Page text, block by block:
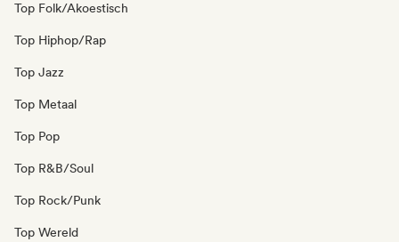
Top Folk/Akoestisch
Top Hiphop/Rap
Top Jazz
Top Metaal
Top Pop
Top R&B/Soul
Top Rock/Punk
Top Wereld